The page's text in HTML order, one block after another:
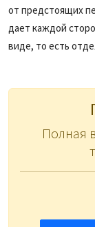
от предстоящих
дает каждой
виде, то есть
Полная